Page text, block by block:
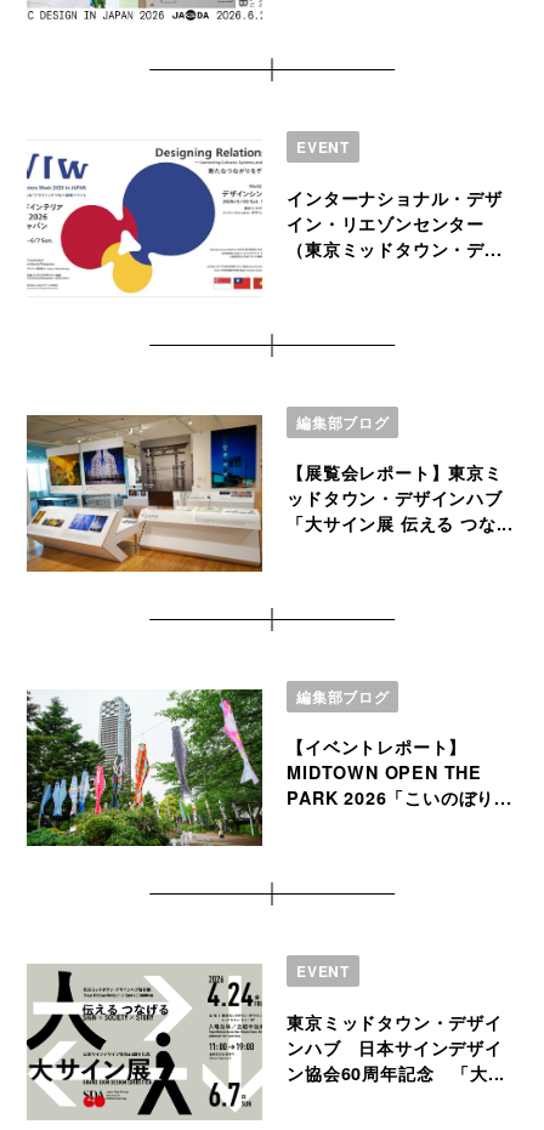
EVENT
インターナショナル・デザ
イン・リエゾンセンター
（東京ミッドタウン・デ...
編集部ブログ
【展覧会レポート】東京ミ
ッドタウン・デザインハブ
「大サイン展 伝える つな...
編集部ブログ
【イベントレポート】
MIDTOWN OPEN THE
PARK 2026「こいのぼり...
EVENT
東京ミッドタウン・デザイ
ンハブ 日本サインデザイ
ン協会60周年記念 「大...